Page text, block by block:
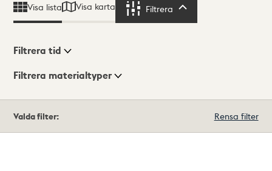
Visa lista Visa karta Filtrera
Visningsläge
Filtrera tid
Filtrera materialtyper
träffar
Valda filter: Rensa filter